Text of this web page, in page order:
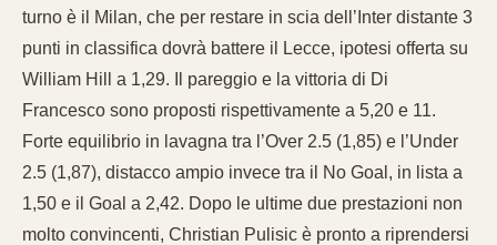
turno è il Milan, che per restare in scia dell’Inter distante 3
punti in classifica dovrà battere il Lecce, ipotesi offerta su
William Hill a 1,29. Il pareggio e la vittoria di Di
Francesco sono proposti rispettivamente a 5,20 e 11.
Forte equilibrio in lavagna tra l’Over 2.5 (1,85) e l’Under
2.5 (1,87), distacco ampio invece tra il No Goal, in lista a
1,50 e il Goal a 2,42. Dopo le ultime due prestazioni non
molto convincenti, Christian Pulisic è pronto a riprendersi